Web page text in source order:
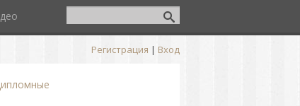
Регистрация | Вход